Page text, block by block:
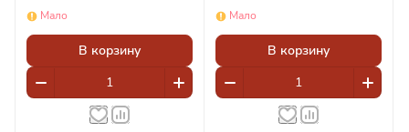
Мало
В корзину
Мало
В корзину